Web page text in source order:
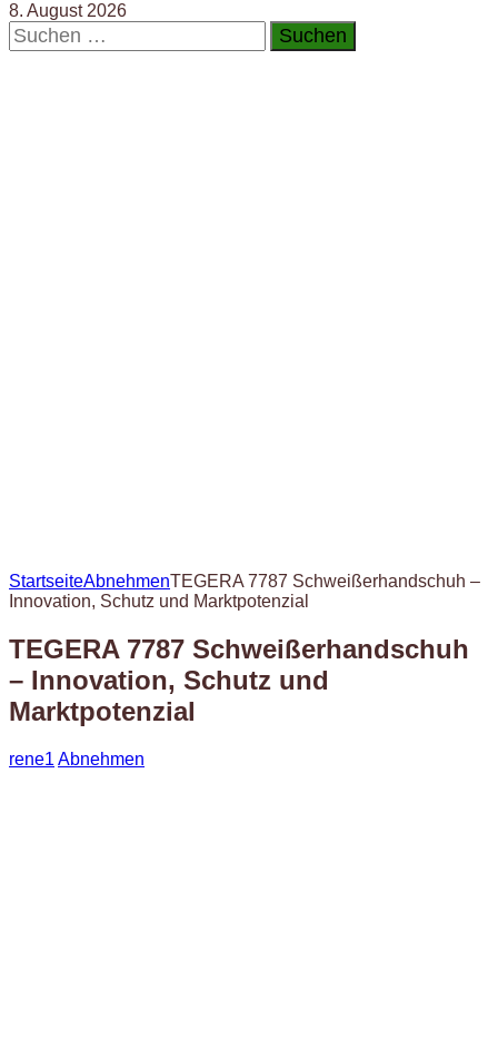
8. August 2026
Suchen
nach:
StartseiteAbnehmenTEGERA 7787 Schweißerhandschuh –
Innovation, Schutz und Marktpotenzial
TEGERA 7787 Schweißerhandschuh
– Innovation, Schutz und
Marktpotenzial
rene1 Abnehmen